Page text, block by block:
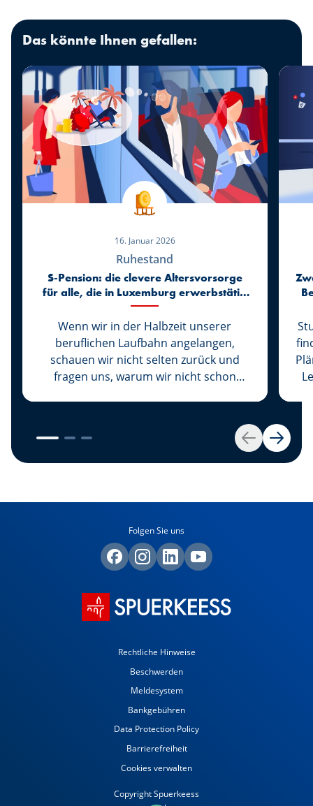
Das könnte Ihnen gefallen:
ZurückWeiter
16. Januar 2026
Ruhestand
S-Pension: die clevere Altersvorsorge
für alle, die in Luxemburg erwerbstätig
sind
Wenn wir in der Halbzeit unserer
beruflichen Laufbahn angelangen,
schauen wir nicht selten zurück und
fragen uns, warum wir nicht schon
Zusatzrentenvertrag mit allen Vorteilen
abschließen können? Warum ist ein
Folgen Sie uns
Rechtliche Hinweise
Beschwerden
Meldesystem
Bankgebühren
Data Protection Policy
Barrierefreiheit
Cookies verwalten
Copyright Spuerkeess